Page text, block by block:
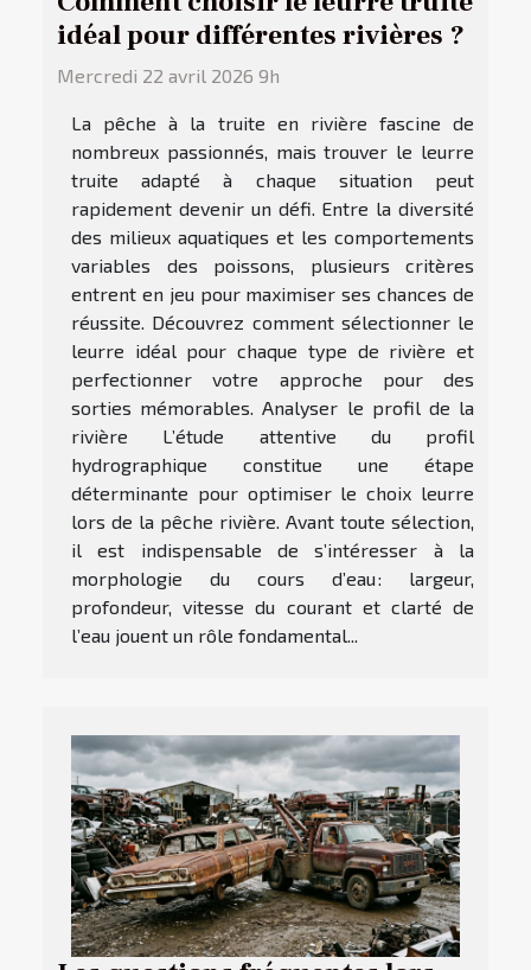
idéal pour différentes rivières ?
Mercredi 22 avril 2026 9h
La pêche à la truite en rivière fascine de
nombreux passionnés, mais trouver le leurre
truite adapté à chaque situation peut
rapidement devenir un défi. Entre la diversité
des milieux aquatiques et les comportements
variables des poissons, plusieurs critères
entrent en jeu pour maximiser ses chances de
réussite. Découvrez comment sélectionner le
leurre idéal pour chaque type de rivière et
perfectionner votre approche pour des
sorties mémorables. Analyser le profil de la
rivière L’étude attentive du profil
hydrographique constitue une étape
déterminante pour optimiser le choix leurre
lors de la pêche rivière. Avant toute sélection,
il est indispensable de s’intéresser à la
morphologie du cours d’eau : largeur,
profondeur, vitesse du courant et clarté de
l’eau jouent un rôle fondamental...